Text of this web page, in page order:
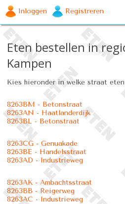
Inloggen Registreren
Eten bestellen in
Kampen
Kies hieronder in welke straat
8263BM - Betonstraat
8263AN - Haatlanderdijk
8263BL - Betonstraat
8263CG - Genuakade
8263BE - Handelsstraat
8263AD - Industrieweg
8263AK - Ambachtsstraat
8263BB - Reigerweg
8263AC - Industrieweg